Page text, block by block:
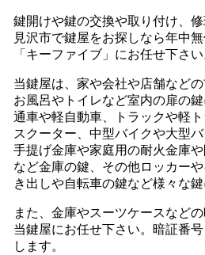
鍵開けや鍵の交換や取り付け、
見沢市で鍵屋をお探しなら年中
「キーファイブ」にお任せ下さい
当鍵屋は、家や会社や店舗など
お風呂やトイレなど室内の扉の
通車や軽自動車、トラックや軽
スクーター、中型バイクや大型バ
手提げ金庫や家庭用の耐火金庫
など金庫の鍵、その他ロッカーや
き出しや自転車の鍵など様々な鍵
また、金庫やスーツケースなど
当鍵屋にお任せ下さい。暗証番
します。